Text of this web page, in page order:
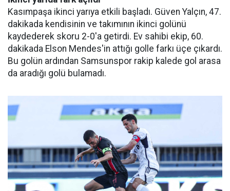
Kasımpaşa ikinci yarıya etkili başladı. Güven Yalçın, 47.
dakikada kendisinin ve takımının ikinci golünü
kaydederek skoru 2-0'a getirdi. Ev sahibi ekip, 60.
dakikada Elson Mendes'in attığı golle farkı üçe çıkardı.
Bu golün ardından Samsunspor rakip kalede gol arasa
da aradığı golü bulamadı.